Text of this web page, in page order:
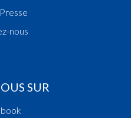
nous
SUR